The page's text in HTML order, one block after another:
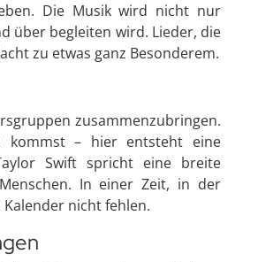
Die Musik wird nicht nur
über begleiten wird. Lieder, die
zu etwas ganz Besonderem.
zusammenzubringen.
kommst – hier entsteht eine
Swift spricht eine breite
In einer Zeit, in der
nicht fehlen.